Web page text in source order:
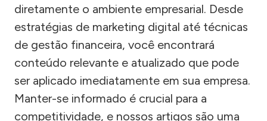
diretamente o ambiente empresarial. Desde
estratégias de marketing digital até técnicas
de gestão financeira, você encontrará
conteúdo relevante e atualizado que pode
ser aplicado imediatamente em sua empresa.
Manter-se informado é crucial para a
competitividade, e nossos artigos são uma